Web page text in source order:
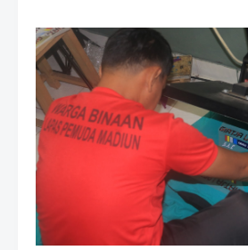
i
u
m
y
R
a
u
s
h
a
n
D